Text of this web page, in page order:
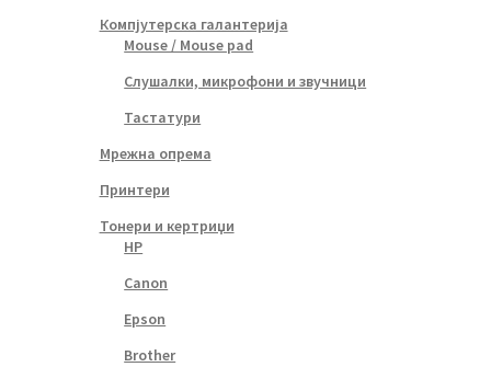
Компјутерска галантерија
Mouse / Mouse pad
Слушалки, микрофони и звучници
Тастатури
Мрежна опрема
Принтери
Тонери и кертриџи
HP
Canon
Epson
Brother